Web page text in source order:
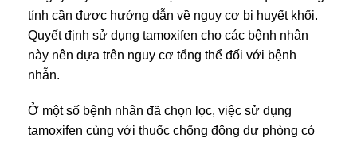
tính cần được hướng dẫn về nguy cơ bị huyết khối.
Quyết định sử dụng tamoxifen cho các bệnh nhân
này nên dựa trên nguy cơ tổng thể đối với bệnh
nhẫn.
Ở một số bệnh nhân đã chọn lọc, việc sử dụng
tamoxifen cùng với thuốc chống đông dự phòng có